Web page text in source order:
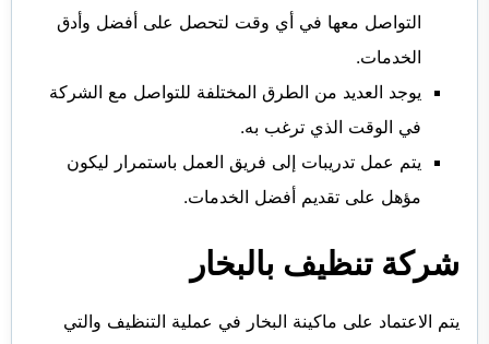
التواصل معها في أي وقت لتحصل على أفضل وأدق
الخدمات.
يوجد العديد من الطرق المختلفة للتواصل مع الشركة
في الوقت الذي ترغب به.
يتم عمل تدريبات إلى فريق العمل باستمرار ليكون
مؤهل على تقديم أفضل الخدمات.
شركة تنظيف بالبخار
يتم الاعتماد على ماكينة البخار في عملية التنظيف والتي